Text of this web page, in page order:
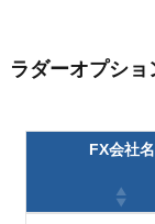
ラダーオプシ
FX会社名